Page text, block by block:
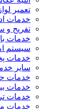
تعمیر
خدمات
تفریح و
خدمات
سیستم
خدمات
سایر
خدمات
خدمات
خدمات
خدمات